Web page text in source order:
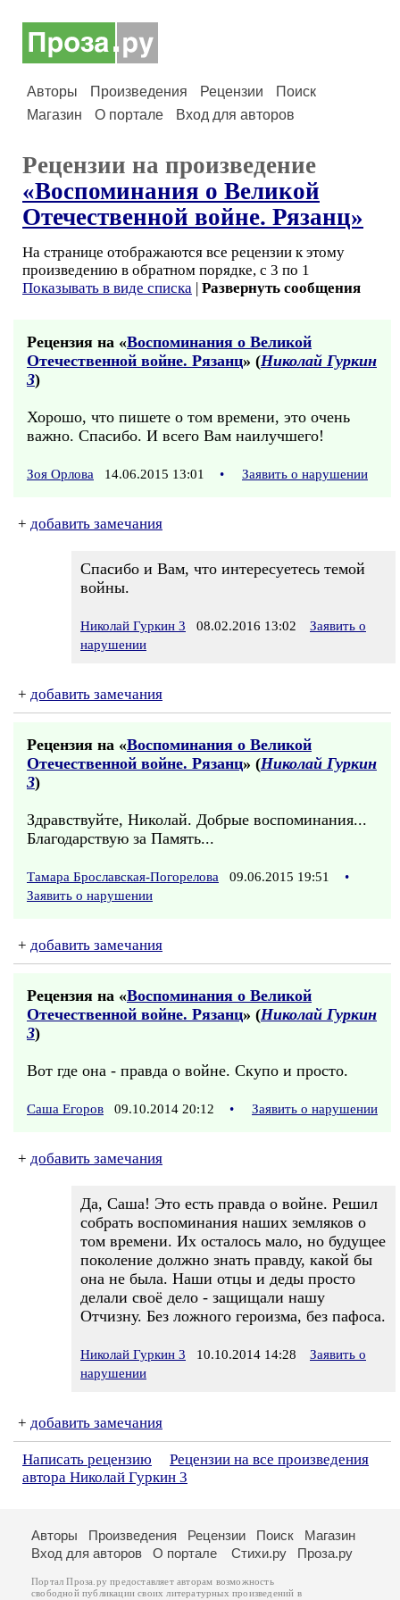
Авторы Произведения Рецензии
Поиск
Магазин
О портале Вход для авторов
Рецензии на произведение
«Воспоминания о Великой
Отечественной войне. Рязанц»
На странице отображаются все рецензии к этому
произведению в обратном порядке, с 3 по 1
Показывать в виде списка | Развернуть сообщения
Рецензия на «Воспоминания о Великой
Отечественной войне. Рязанц» (Николай Гуркин
3)
Хорошо, что пишете о том времени, это очень
важно. Спасибо. И всего Вам наилучшего!
Зоя Орлова 14.06.2015 13:01 • Заявить о нарушении
+ добавить замечания
Спасибо и Вам, что интересуетесь темой
войны.
Николай Гуркин 3 08.02.2016 13:02
Заявить о
нарушении
+ добавить замечания
Рецензия на «Воспоминания о Великой
Отечественной войне. Рязанц» (Николай Гуркин
3)
Здравствуйте, Николай. Добрые воспоминания...
Благодарствую за Память...
Тамара Брославская-Погорелова 09.06.2015 19:51
•
Заявить о нарушении
+ добавить замечания
Рецензия на «Воспоминания о Великой
Отечественной войне. Рязанц» (Николай Гуркин
3)
Вот где она - правда о войне. Скупо и просто.
Саша Егоров 09.10.2014 20:12 • Заявить о нарушении
+ добавить замечания
Да, Саша! Это есть правда о войне. Решил
собрать воспоминания наших земляков о
том времени. Их осталось мало, но будущее
поколение должно знать правду, какой бы
она не была. Наши отцы и деды просто
делали своё дело - защищали нашу
Отчизну. Без ложного героизма, без пафоса.
Николай Гуркин 3 10.10.2014 14:28
Заявить о
нарушении
+ добавить замечания
Написать рецензию
Рецензии на все произведения
автора Николай Гуркин 3
Авторы Произведения Рецензии Поиск
Магазин
Вход для авторов
О портале Стихи.ру Проза.ру
Портал Проза.ру предоставляет авторам возможность
свободной публикации своих литературных произведений в